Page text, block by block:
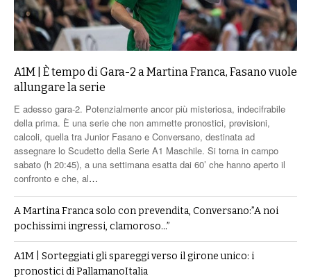
A1M | È tempo di Gara-2 a Martina Franca, Fasano vuole
allungare la serie
E adesso gara-2. Potenzialmente ancor più misteriosa, indecifrabile
della prima. È una serie che non ammette pronostici, previsioni,
calcoli, quella tra Junior Fasano e Conversano, destinata ad
assegnare lo Scudetto della Serie A1 Maschile. Si torna in campo
sabato (h 20:45), a una settimana esatta dai 60’ che hanno aperto il
confronto e che, al…
A Martina Franca solo con prevendita, Conversano:”A noi
pochissimi ingressi, clamoroso…”
A1M | Sorteggiati gli spareggi verso il girone unico: i
pronostici di PallamanoItalia